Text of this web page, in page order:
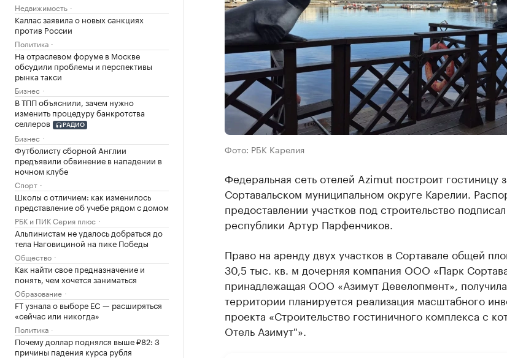
Недвижимость
Каллас заявила о новых санкциях
против России
Политика
На отраслевом форуме в Москве
обсудили проблемы и перспективы
рынка такси
Бизнес
В ТПП объяснили, зачем нужно
изменить процедуру банкротства
селлеров
РАДИО
Бизнес
Футболисту сборной Англии
предъявили обвинение в нападении в
ночном клубе
Спорт
Школы с отличием: как изменилось
представление об учебе рядом с домом
РБК и ПИК Серия плюс
Альпинистам не удалось добраться до
тела Наговициной на пике Победы
Общество
Как найти свое предназначение и
понять, чем хочется заниматься
Образование
FT узнала о выборе ЕС — расширяться
«сейчас или никогда»
Политика
Почему доллар поднялся выше ₽82: 3
причины падения курса рубля
Фото: РБК Карелия
Федеральная сеть отелей Azimut построит гостиницу
Сортавальском муниципальном округе Карелии.
предоставлении участков под строительство подписал
республики Артур Парфенчиков.
Право на аренду двух участков в Сортавале общей
30,5 тыс. кв. м дочерняя компания ООО «Парк
принадлежащая ООО «Азимут Девелопмент»,
территории планируется реализация масштабного
проекта «Строительство гостиничного комплекса с
Отель Азимут"».